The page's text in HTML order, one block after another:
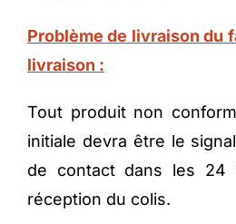
Problème de livraison du
livraison :
Tout produit non
initiale devra être le
de contact dans les 24
réception du colis.